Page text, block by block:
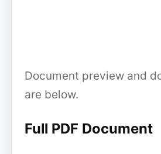
Document preview and
are below.
Full PDF Document